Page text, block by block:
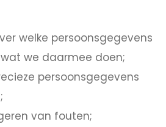
welke persoonsgegevens
we daarmee doen;
persoonsgegevens
van fouten;